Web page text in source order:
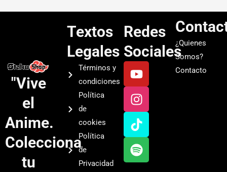
"Vive
el
Anime.
Colecciona
tu
Textos
Legales
Términos y
condiciones
Política
de
cookies
Política
de
Privacidad
Redes
Sociales
Y
o
u
t
u
b
e
I
n
s
t
a
g
r
a
T
i
k
t
o
k
S
p
o
t
i
f
y
¿Quienes
Somos?
Contacto